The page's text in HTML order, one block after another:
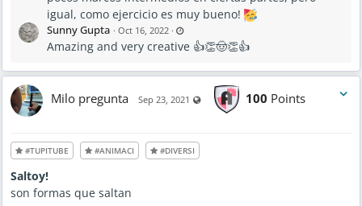
igual, como ejercicio es muy bueno!
Sunny Gupta · Oct 16, 2022 · L
a
s
t
p
d
t
e
t
1
6
Amazing and very creative 👍👏🤠👏👍
Milo pregunta Sep 23, 2021 Visible also to unregistered users
100 Points
#TUPITUBE #ANIMACI #DIVERSI
Saltoy!
son formas que saltan